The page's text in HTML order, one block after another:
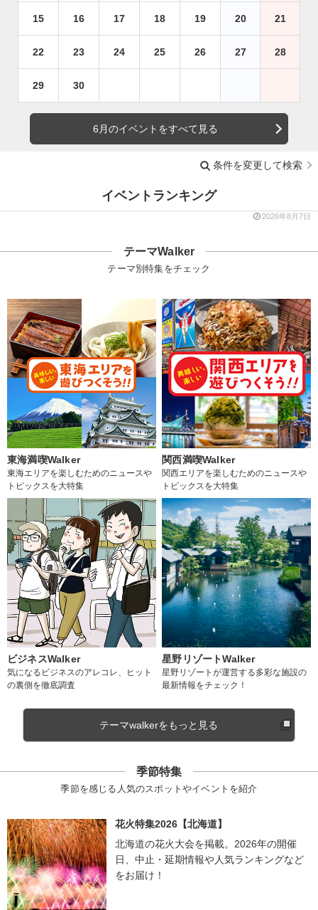
15 16 17 18 19 20 21
22 23 24 25 26 27 28
29 30
6月のイベントをすべて見る
条件を変更して検索
イベントランキング
2026年8月7日
テーマWalker
テーマ別特集をチェック
東海満喫Walker
東海エリアを楽しむためのニュースや
トピックスを大特集
関西満喫Walker
関西エリアを楽しむためのニュースや
トピックスを大特集
ビジネスWalker
気になるビジネスのアレコレ、ヒット
の裏側を徹底調査
星野リゾートWalker
星野リゾートが運営する多彩な施設の
最新情報をチェック！
テーマwalkerをもっと見る
季節特集
季節を感じる人気のスポットやイベントを紹介
花火特集2026【北海道】
北海道の花火大会を掲載。2026年の開催
日、中止・延期情報や人気ランキングなど
をお届け！